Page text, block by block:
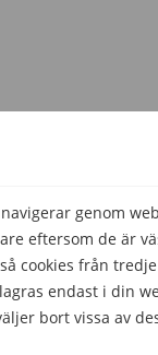
genom
eftersom de är
cookies från
endast i din
bort vissa av